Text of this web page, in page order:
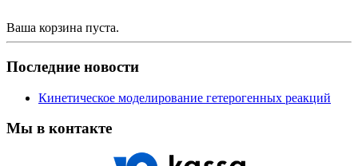
Ваша корзина пуста.
Последние новости
Кинетическое моделирование гетерогенных реакций
Мы в контакте